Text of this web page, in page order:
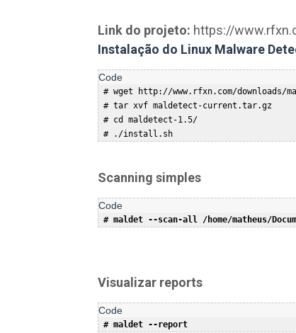
Link do projeto: https://
Instalação do Linux Malware
# wget http://www.rfxn.com/
# tar xvf maldetect-current.tar.gz
# cd maldetect-1.5/
Scanning simples
Visualizar reports